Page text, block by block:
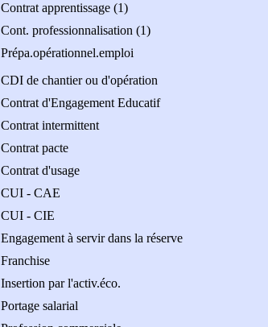
Contrat apprentissage (1)
Cont. professionnalisation (1)
Prépa.opérationnel.emploi
CDI de chantier ou d'opération
Contrat d'Engagement Educatif
Contrat intermittent
Contrat pacte
Contrat d'usage
CUI - CAE
CUI - CIE
Engagement à servir dans la réserve
Franchise
Insertion par l'activ.éco.
Portage salarial